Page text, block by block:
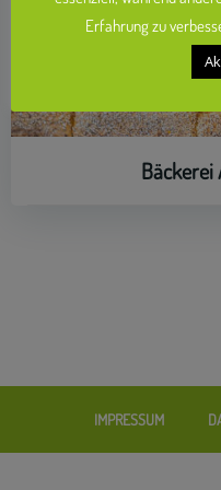
Bäckerei
IMPRESSUM
Erfahrung zu